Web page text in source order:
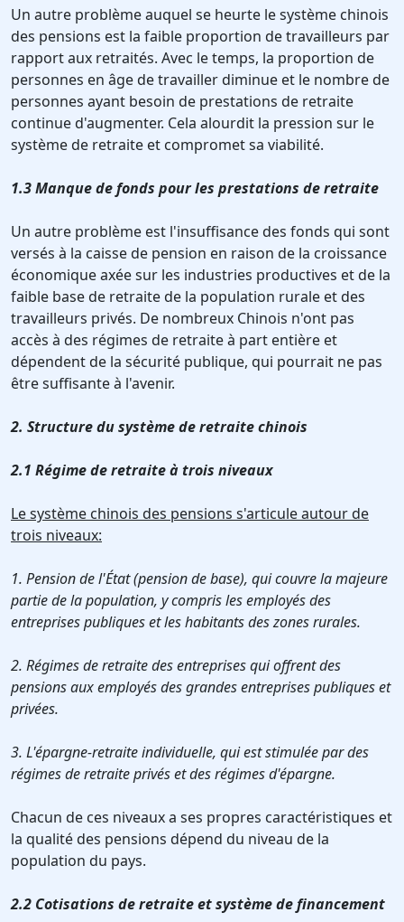
Un autre problème auquel se heurte le système chinois
des pensions est la faible proportion de travailleurs par
rapport aux retraités. Avec le temps, la proportion de
personnes en âge de travailler diminue et le nombre de
personnes ayant besoin de prestations de retraite
continue d'augmenter. Cela alourdit la pression sur le
système de retraite et compromet sa viabilité.
1.3 Manque de fonds pour les prestations de retraite
Un autre problème est l'insuffisance des fonds qui sont
versés à la caisse de pension en raison de la croissance
économique axée sur les industries productives et de la
faible base de retraite de la population rurale et des
travailleurs privés. De nombreux Chinois n'ont pas
accès à des régimes de retraite à part entière et
dépendent de la sécurité publique, qui pourrait ne pas
être suffisante à l'avenir.
2. Structure du système de retraite chinois
2.1 Régime de retraite à trois niveaux
Le système chinois des pensions s'articule autour de
trois niveaux:
1. Pension de l'État (pension de base), qui couvre la majeure
partie de la population, y compris les employés des
entreprises publiques et les habitants des zones rurales.
2. Régimes de retraite des entreprises qui offrent des
pensions aux employés des grandes entreprises publiques et
privées.
3. L'épargne-retraite individuelle, qui est stimulée par des
régimes de retraite privés et des régimes d'épargne.
Chacun de ces niveaux a ses propres caractéristiques et
la qualité des pensions dépend du niveau de la
population du pays.
2.2 Cotisations de retraite et système de financement